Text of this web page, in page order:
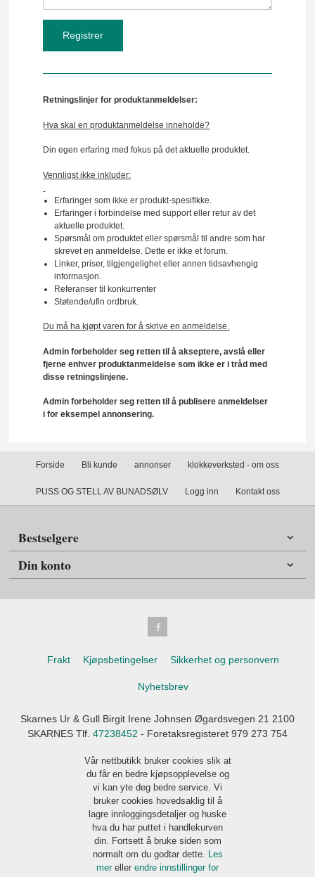
Retningslinjer for produktanmeldelser:
Hva skal en produktanmeldelse inneholde?
Din egen erfaring med fokus på det aktuelle produktet.
Vennligst ikke inkluder:
Erfaringer som ikke er produkt-spesifikke.
Erfaringer i forbindelse med support eller retur av det
aktuelle produktet.
Spørsmål om produktet eller spørsmål til andre som har
skrevet en anmeldelse. Dette er ikke et forum.
Linker, priser, tilgjengelighet eller annen tidsavhengig
informasjon.
Referanser til konkurrenter
Støtende/ufin ordbruk.
Du må ha kjøpt varen for å skrive en anmeldelse.
Admin forbeholder seg retten til å akseptere, avslå eller
fjerne enhver produktanmeldelse som ikke er i tråd med
disse retningslinjene.
Admin forbeholder seg retten til å publisere anmeldelser
i for eksempel annonsering.
Forside Bli kunde annonser klokkeverksted - om oss
PUSS OG STELL AV BUNADSØLV Logg inn Kontakt oss
Bestselgere
Din konto
Frakt Kjøpsbetingelser Sikkerhet og personvern
Nyhetsbrev
Skarnes Ur & Gull Birgit Irene Johnsen Øgardsvegen 21 2100
SKARNES Tlf. 47238452 - Foretaksregisteret 979 273 754
Vår nettbutikk bruker cookies slik at
du får en bedre kjøpsopplevelse og
vi kan yte deg bedre service. Vi
bruker cookies hovedsaklig til å
lagre innloggingsdetaljer og huske
hva du har puttet i handlekurven
din. Fortsett å bruke siden som
normalt om du godtar dette.
Les
mer eller endre innstillinger for